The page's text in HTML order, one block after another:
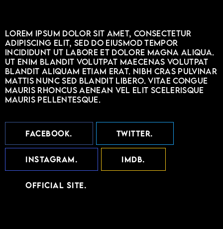
Lorem ipsum dolor sit amet, consectetur
adipiscing elit, sed do eiusmod tempor
incididunt ut labore et dolore magna aliqua.
Ut enim blandit volutpat maecenas volutpat
blandit aliquam etiam erat. Nibh cras pulvinar
mattis nunc sed blandit libero. Vitae congue
mauris rhoncus aenean vel elit scelerisque
mauris pellentesque.
FACEBOOK TWITTER
INSTAGRAM IMDB
OFFICIAL SITE